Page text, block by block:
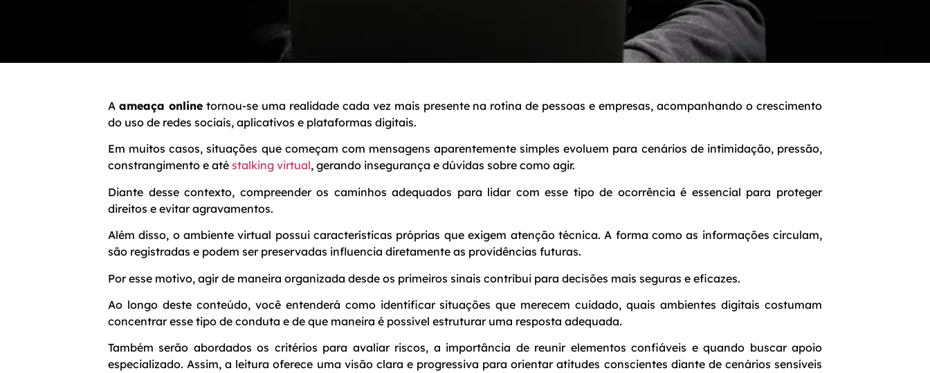
A ameaça onlinetornou-se uma realidade cada vez mais presente na rotina de pessoas e empresas, acompanhando o crescimento
do uso de redes sociais, aplicativos e plataformas digitais.
Em muitos casos, situações que começam com mensagens aparentemente simples evoluem para cenários de intimidação, pressão,
constrangimento e até stalking virtual, gerando insegurança e dúvidas sobre como agir.
Diante desse contexto, compreender os caminhos adequados para lidar com esse tipo de ocorrência é essencial para proteger
direitos e evitar agravamentos.
Além disso, o ambiente virtual possui características próprias que exigem atenção técnica. A forma como as informações circulam,
são registradas e podem ser preservadas influencia diretamente as providências futuras.
Por esse motivo, agir de maneira organizada desde os primeiros sinais contribui para decisões mais seguras e eficazes.
Ao longo deste conteúdo, você entenderá como identificar situações que merecem cuidado, quais ambientes digitais costumam
concentrar esse tipo de conduta e de que maneira é possível estruturar uma resposta adequada.
Também serão abordados os critérios para avaliar riscos, a importância de reunir elementos confiáveis e quando buscar apoio
especializado. Assim, a leitura oferece uma visão clara e progressiva para orientar atitudes conscientes diante de cenários sensíveis